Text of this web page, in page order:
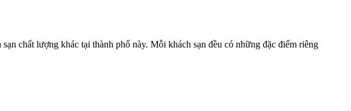
chất lượng khác tại thành phố này. Mỗi khách sạn đều có những đặc điểm riêng